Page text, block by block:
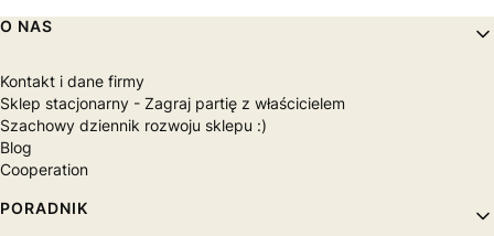
Linki w stopce
O NAS
Kontakt i dane firmy
Sklep stacjonarny - Zagraj partię z właścicielem
Szachowy dziennik rozwoju sklepu :)
Blog
Cooperation
PORADNIK